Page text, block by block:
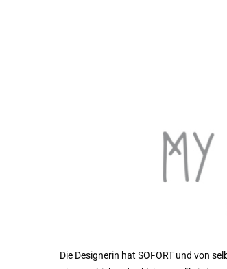
Die Designerin hat SOFORT und von